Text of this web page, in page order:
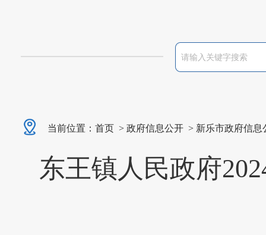
当前位置： 首页 > 政府信息公开 > 新乐市政府信息
东王镇人民政府